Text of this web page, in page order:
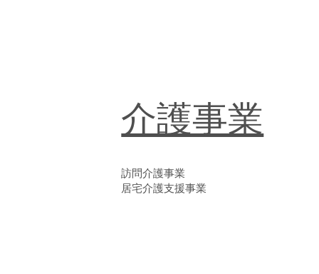
​介護事業
​訪問介護事業
居宅介護支援事業